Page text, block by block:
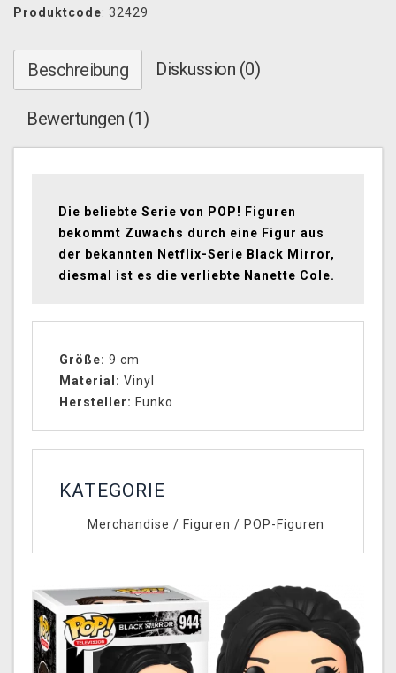
Produktcode: 32429
Beschreibung Diskussion (0)
Bewertungen (1)
Die beliebte Serie von POP! Figuren
bekommt Zuwachs durch eine Figur aus
der bekannten Netflix-Serie Black Mirror,
diesmal ist es die verliebte Nanette Cole.
Größe: 9 cm
Material: Vinyl
Hersteller: Funko
KATEGORIE
Merchandise / Figuren / POP-Figuren